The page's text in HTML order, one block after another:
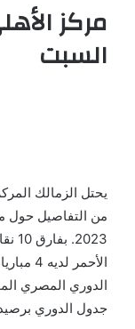
مركز
السبت
جدول الدوري برصيد 26